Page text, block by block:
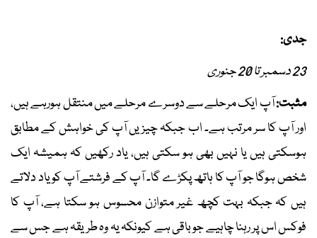
جدی:
23 دسمبر تا 20 جنوری
مثبت:آپ ایک مرحلے سے دوسرے مرحلے میں منتقل ہورہے ہیں،
اور آپ کا سر مرتب ہے۔ اب جبکہ چیزیں آپ کی خواہش کے مطابق
ہوسکتی ہیں یا نہیں بھی ہو سکتی ہیں، یاد رکھیں کہ ہمیشہ ایک
شخص ہوگا جو آپ کا ہاتھ پکڑے گا۔ آپ کے فرشتے آپ کو یاد دلاتے
ہیں کہ جبکہ بہت کچھ غیر متوازن محسوس ہو سکتا ہے، آپ کا
فوکس اس پر رہنا چاہیے جو باقی ہے کیونکہ یہ وہ طریقہ ہے جس سے